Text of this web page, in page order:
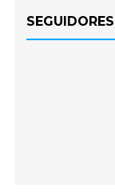
SEGUIDORES